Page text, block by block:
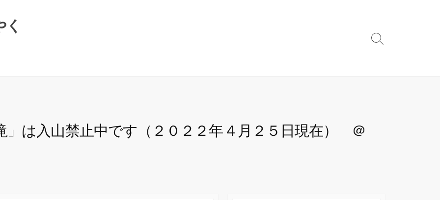
検
」は入山禁止中です（２０２２年４月２５日現在） ＠